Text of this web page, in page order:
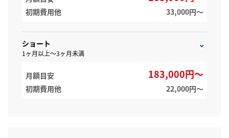
初期費用他 33,000円〜
ショート
1ヶ月以上～3ヶ月未満
月額目安 183,000円～
初期費用他 22,000円〜